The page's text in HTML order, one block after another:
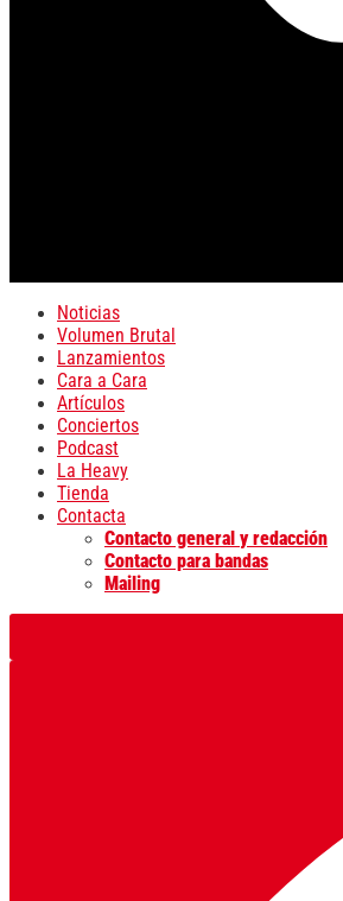
Noticias
Volumen Brutal
Lanzamientos
Cara a Cara
Artículos
Conciertos
Podcast
La Heavy
Tienda
Contacta
Contacto general y redacción
Contacto para bandas
Mailing